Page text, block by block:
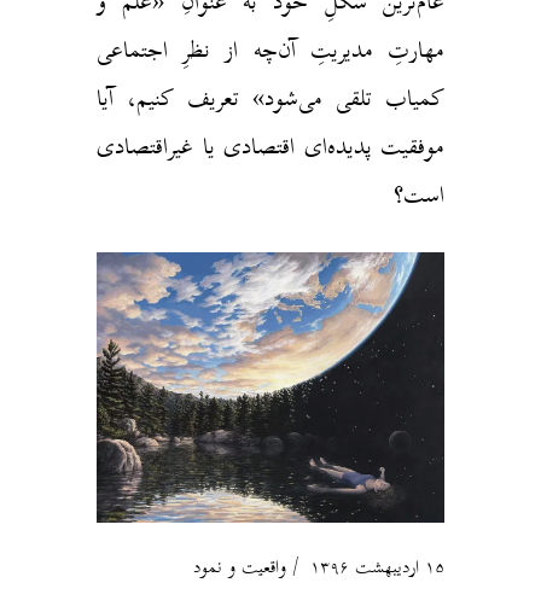
مهارتِ مدیریتِ آن‌چه از نظرِ اجتماعی
کمیاب تلقی می‌شود» تعریف کنیم، آیا
موفقیت پدیده‌ای اقتصادی یا غیراقتصادی
است؟
۱۵ اردیبهشت ۱۳۹۶ واقعیت و نمود